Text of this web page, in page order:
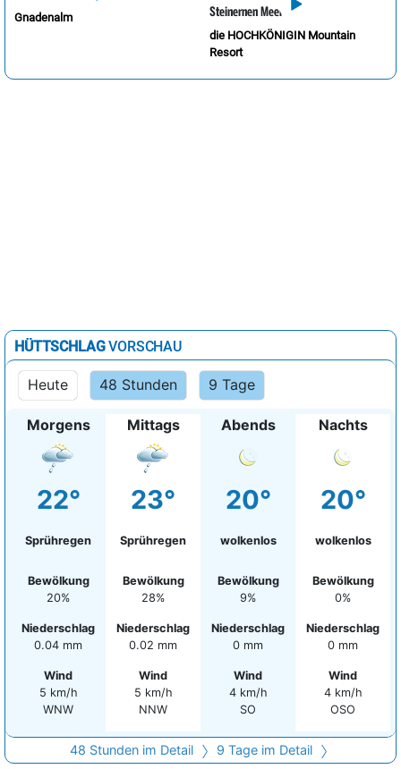
Gnadenalm
die HOCHKÖNIGIN Mountain
Resort
HÜTTSCHLAGVORSCHAU
Heute 48 Stunden 9 Tage
Morgens
22°
Sprühregen
Bewölkung
20%
Niederschlag
0.04 mm
Wind
5 km/h
WNW
Mittags
23°
Sprühregen
Bewölkung
28%
Niederschlag
0.02 mm
Wind
5 km/h
NNW
Abends
20°
wolkenlos
Bewölkung
9%
Niederschlag
0 mm
Wind
4 km/h
SO
Nachts
20°
wolkenlos
Bewölkung
0%
Niederschlag
0 mm
Wind
4 km/h
OSO
48 Stunden im Detail 9 Tage im Detail